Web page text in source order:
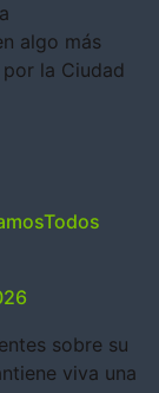
algo más
la Ciudad
sobre su
viva una